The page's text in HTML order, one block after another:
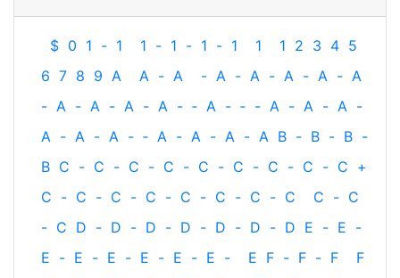
$ 0 1 - 1 1 - 1 - 1 - 1 1 1 2 3 4 5
6 7 8 9 A A - A - A - A - A - A - A
- A - A - A - A - ‐ A - ‐ - A - A - A -
A - A - A - ‐ A - A - A - A B - B - B -
B C - C - C - C - C - C - C - C - C +
C - C - C - C - C - C - C - C C - C
- C D - D - D - D - D - D - D E - E -
E - E - E - E - E - E - E F - F - F
F